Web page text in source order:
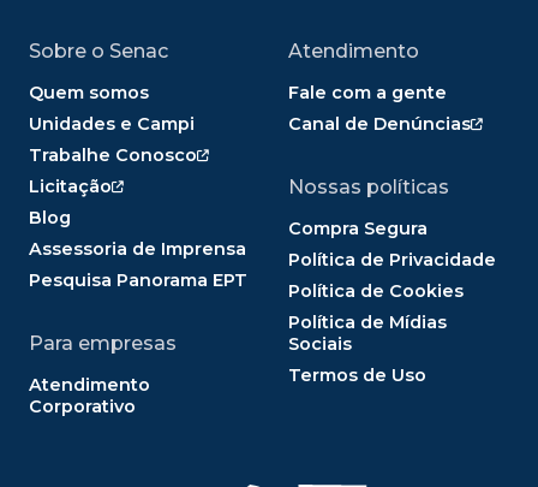
Sobre o Senac
Quem somos
Unidades e Campi
Trabalhe Conosco
Licitação
Blog
Assessoria de Imprensa
Pesquisa Panorama EPT
Para empresas
Atendimento
Corporativo
Atendimento
Fale com a gente
Canal de Denúncias
Nossas políticas
Compra Segura
Política de Privacidade
Política de Cookies
Política de Mídias
Sociais
Termos de Uso